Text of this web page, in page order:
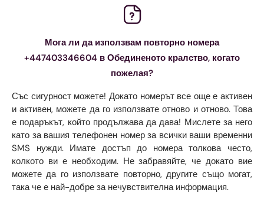
Мога ли да използвам повторно номера
+447403346604 в Обединеното кралство, когато
пожелая?
Със сигурност можете! Докато номерът все още е активен
и активен, можете да го използвате отново и отново. Това
е подаръкът, който продължава да дава! Мислете за него
като за вашия телефонен номер за всички ваши временни
SMS нужди. Имате достъп до номера толкова често,
колкото ви е необходим. Не забравяйте, че докато вие
можете да го използвате повторно, другите също могат,
така че е най-добре за нечувствителна информация.